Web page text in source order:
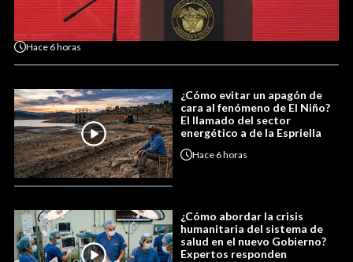
Hace 6 horas
¿Cómo evitar un apagón de
cara al fenómeno de El Niño?
El llamado del sector
energético a de la Espriella
Hace 6 horas
¿Cómo abordar la crisis
humanitaria del sistema de
salud en el nuevo Gobierno?
Expertos responden